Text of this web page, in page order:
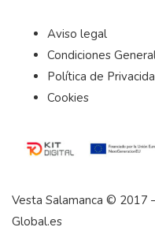
Aviso legal
Condiciones
Política de
Cookies
Vesta Salamanca © 2017
Global.es